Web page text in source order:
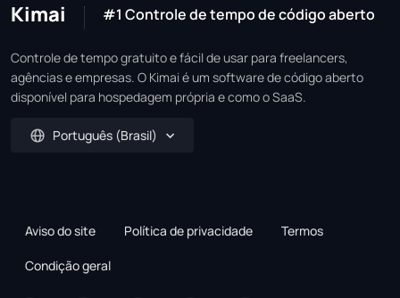
Kimai #1 Controle de tempo de código aberto
Controle de tempo gratuito e fácil de usar para freelancers,
agências e empresas. O Kimai é um software de código aberto
disponível para hospedagem própria e como o SaaS.
Português (Brasil)
Aviso do site Política de privacidade Termos
Condição geral